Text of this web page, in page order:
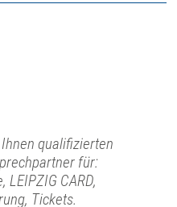
qualifizierten
für:
CARD,
Tickets.